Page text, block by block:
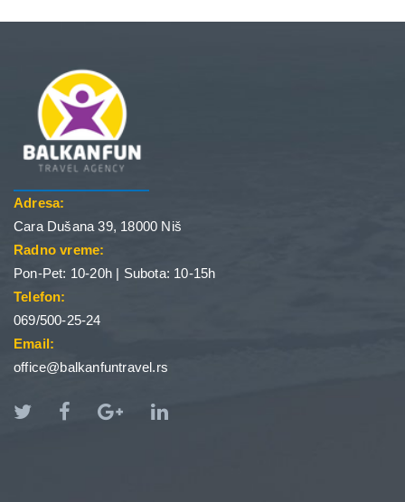
Adresa:
Cara Dušana 39, 18000 Niš
Radno vreme:
Pon-Pet: 10-20h | Subota: 10-15h
Telefon:
069/500-25-24
Email:
office@balkanfuntravel.rs